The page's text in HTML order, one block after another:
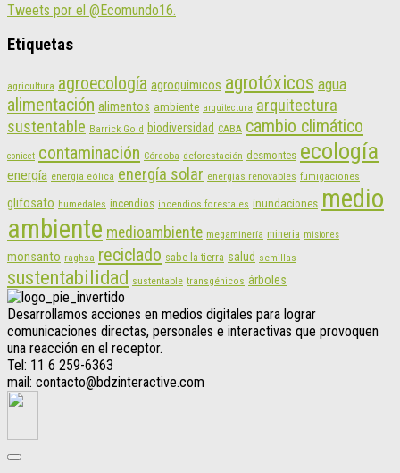
Tweets por el @Ecomundo16.
Etiquetas
agricultura agroecología agroquímicos agrotóxicos agua
alimentación alimentos ambiente arquitectura arquitectura
sustentable Barrick Gold biodiversidad CABA cambio climático
conicet contaminación Córdoba deforestación desmontes ecología
energía energía eólica energía solar energías renovables fumigaciones
glifosato humedales incendios incendios forestales inundaciones medio
ambiente medioambiente megaminería mineria misiones
monsanto raghsa reciclado sabe la tierra salud semillas
sustentabilidad sustentable transgénicos árboles
Desarrollamos acciones en medios digitales para lograr
comunicaciones directas, personales e interactivas que provoquen
una reacción en el receptor.
Tel: 11 6 259-6363
mail: contacto@bdzinteractive.com